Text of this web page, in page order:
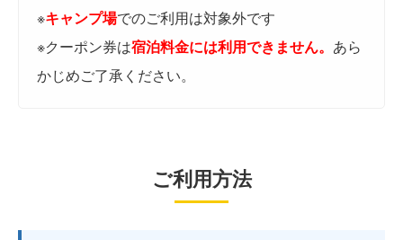
※キャンプ場でのご利用は対象外です
※クーポン券は宿泊料金には利用できません。 あら
かじめご了承ください。
ご利用方法